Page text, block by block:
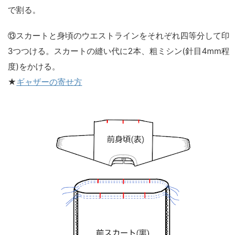
で割る。
⑬スカートと身頃のウエストラインをそれぞれ四等分して
3つつける。スカートの縫い代に2本、粗ミシン(針目4mm程
度)をかける。
★ギャザーの寄せ方